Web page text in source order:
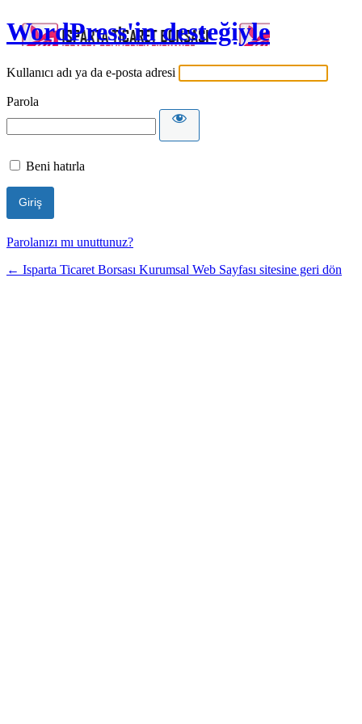
WordPress'in desteğiyle
Kullanıcı adı ya da e-posta adresi
Parola
Beni hatırla
Parolanızı mı unuttunuz?
← Isparta Ticaret Borsası Kurumsal Web Sayfası sitesine geri dön